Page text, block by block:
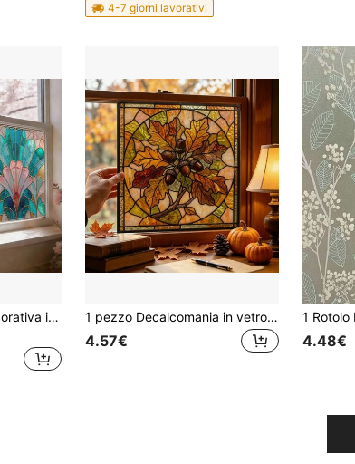
4-7 giorni lavorativi
1/5 pezzi Pellicola decorativa in vetro colorato con motivo geometrico a ventaglio, adesivo in vetro retrò Mandala per privacy, decalcomania in vetro rimovibile senza adesivo, adatta per bagno, porta d'ingresso, decorazione per ufficio domestico
1 pezzo Decalcomania in vetro per il raccolto autunnale, con motivi di zucca, tacchino e foglia d'acero, adatta per fattorie, cucine, camere da letto e per decorazioni domestiche del Ringraziamento e dell'autunno.
4.57€ 4.48€